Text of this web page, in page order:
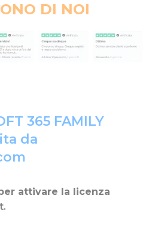
DI NOI
365 FAMILY
da
attivare la licenza